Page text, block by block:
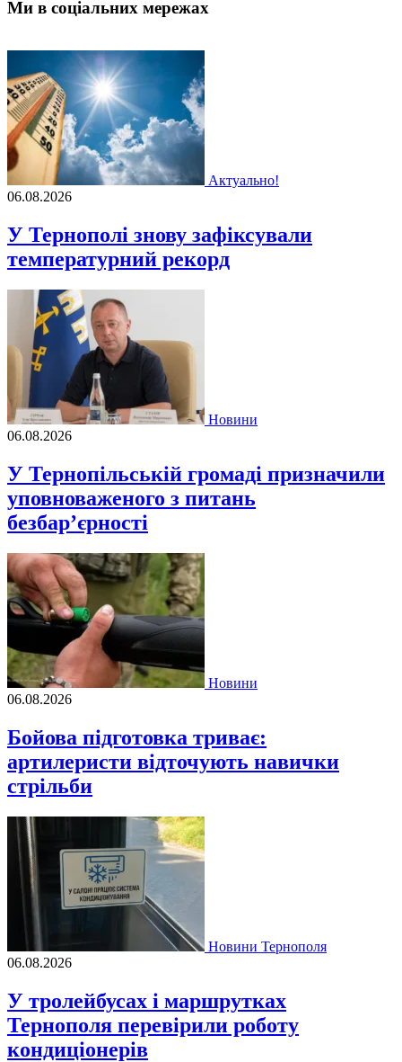
Ми в соціальних мережах
Актуально!
06.08.2026
У Тернополі знову зафіксували
температурний рекорд
Новини
06.08.2026
У Тернопільській громаді призначили
уповноваженого з питань
безбар’єрності
Новини
06.08.2026
Бойова підготовка триває:
артилеристи відточують навички
стрільби
Новини Тернополя
06.08.2026
У тролейбусах і маршрутках
Тернополя перевірили роботу
кондиціонерів